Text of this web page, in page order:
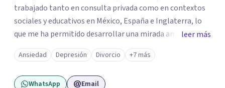
trabajado tanto en consulta privada como en contextos
sociales y educativos en México, España e Inglaterra, lo
que me ha permitido desarrollar una mirada amplia,
sensible y profundamente humana del sufrimiento
psicológico. Trabajo desde un enfoque integral que
combina la Psicología Existencial, la Logoterapia, el
leer más
Ansiedad Depresión Divorcio +7 más
WhatsApp Email